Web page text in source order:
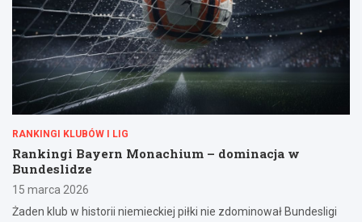
RANKINGI KLUBÓW I LIG
Rankingi Bayern Monachium – dominacja w
Bundeslidze
15 marca 2026
Żaden klub w historii niemieckiej piłki nie zdominował Bundesligi